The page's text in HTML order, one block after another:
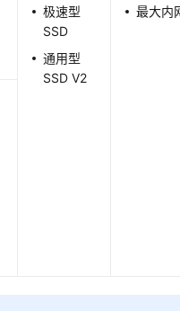
极速型
SSD
通用型
SSD V2
最大内